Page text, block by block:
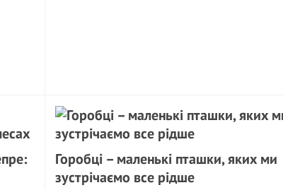
Горобці – маленькі пташки, яких ми
зустрічаємо все рідше